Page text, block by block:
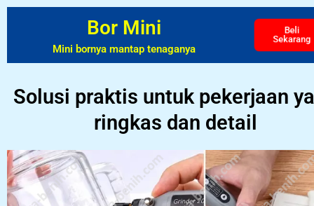
Bor Mini
Mini bornya mantap tenaganya
Beli
Sekarang
Solusi praktis untuk pekerjaan
ringkas dan detail